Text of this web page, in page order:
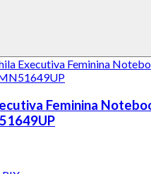
Feminina